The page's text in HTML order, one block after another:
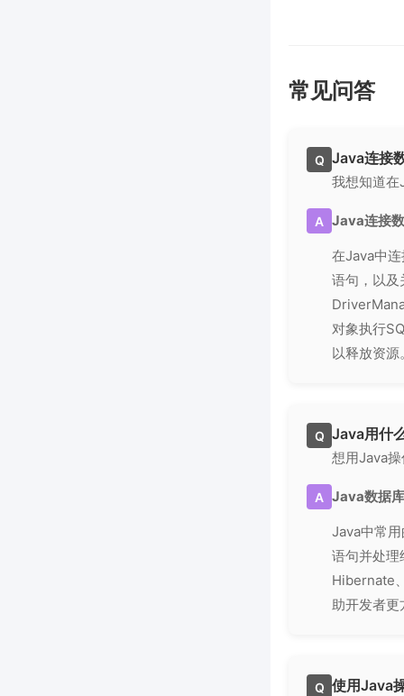
常见问答
Q Java连接
我想知道在
A Java连接
在Java中
语句，以
对象执行
以释放资源
Q Java用什
想用Java
A Java数据
Java中常
语句并处理
Hibernate
助开发者更
Q 使用Java